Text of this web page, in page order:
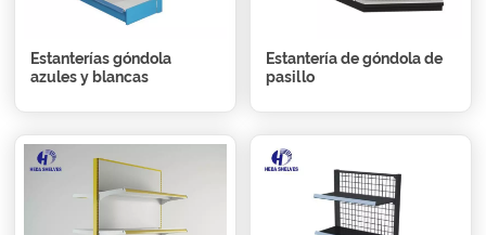
Estanterías góndola
azules y blancas
Estantería de góndola de
pasillo